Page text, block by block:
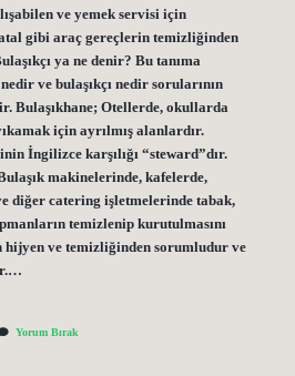
ve yemek servisi için
gibi araç gereçlerin temizliğinden
ya ne denir? Bu tanıma
ve bulaşıkçı nedir sorularının
Bulaşıkhane; Otellerde, okullarda
için ayrılmış alanlardır.
İngilizce karşılığı “steward”dır.
makinelerinde, kafelerde,
diğer catering işletmelerinde tabak,
temizlenip kurutulmasını
hijyen ve temizliğinden sorumludur ve
Yorum Bırak